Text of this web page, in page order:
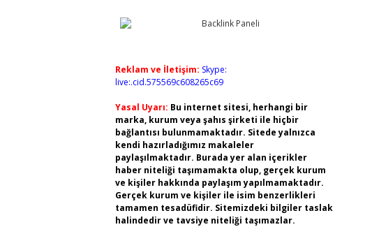
Reklam ve İletişim: Skype:
live:.cid.575569c608265c69
Yasal Uyarı: Bu internet sitesi, herhangi bir
marka, kurum veya şahıs şirketi ile hiçbir
bağlantısı bulunmamaktadır. Sitede yalnızca
kendi hazırladığımız makaleler
paylaşılmaktadır. Burada yer alan içerikler
haber niteliği taşımamakta olup, gerçek kurum
ve kişiler hakkında paylaşım yapılmamaktadır.
Gerçek kurum ve kişiler ile isim benzerlikleri
tamamen tesadüfidir. Sitemizdeki bilgiler taslak
halindedir ve tavsiye niteliği taşımazlar.